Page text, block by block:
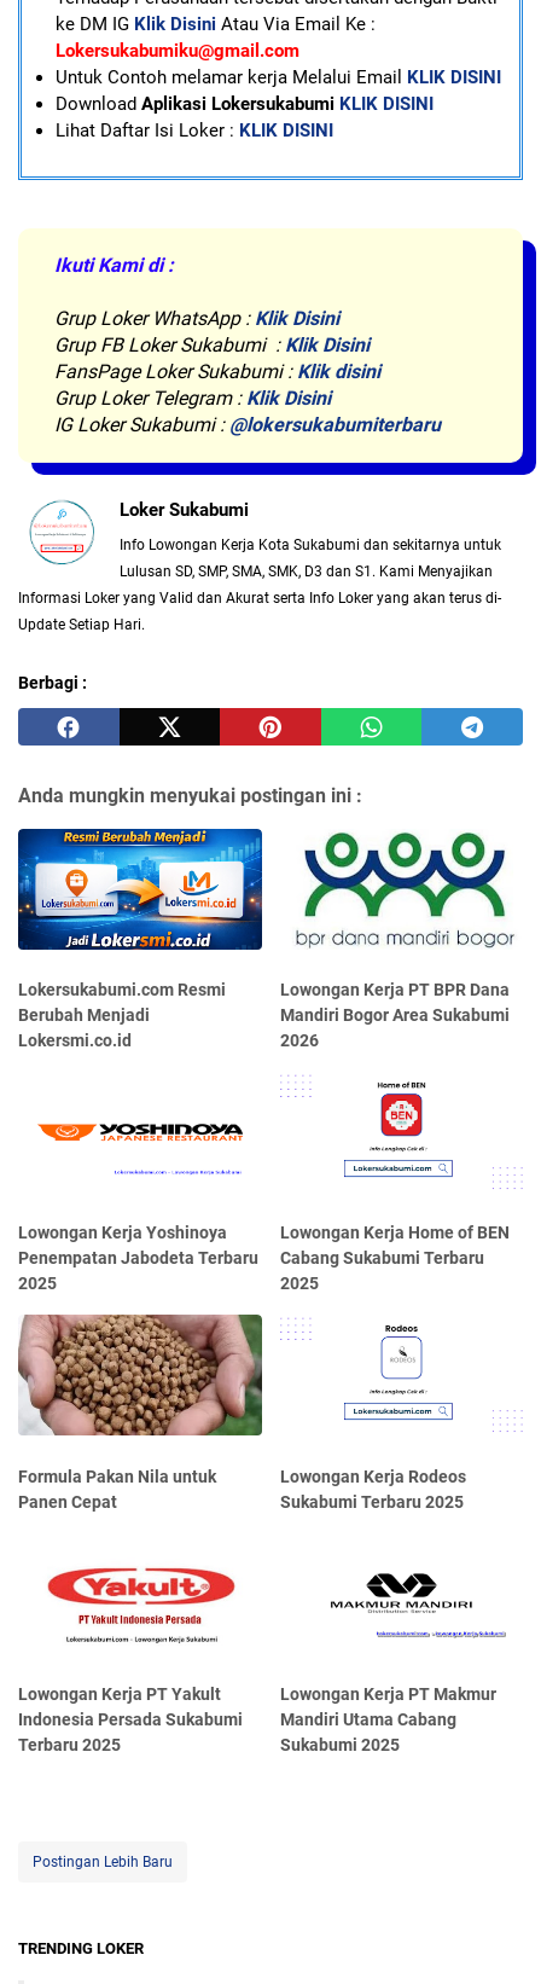
ke DM IG Klik Disini Atau Via Email Ke :
Lokersukabumiku@gmail.com
Untuk Contoh melamar kerja Melalui Email KLIK DISINI
Download Aplikasi Lokersukabumi KLIK DISINI
Lihat Daftar Isi Loker : KLIK DISINI
Ikuti Kami di :
Grup Loker WhatsApp : Klik Disini
Grup FB Loker Sukabumi : Klik Disini
FansPage Loker Sukabumi : Klik disini
Grup Loker Telegram : Klik Disini
IG Loker Sukabumi : @lokersukabumiterbaru
Loker Sukabumi
Info Lowongan Kerja Kota Sukabumi dan sekitarnya untuk
Lulusan SD, SMP, SMA, SMK, D3 dan S1. Kami Menyajikan
Informasi Loker yang Valid dan Akurat serta Info Loker yang akan terus di-
Update Setiap Hari.
Berbagi :
Anda mungkin menyukai postingan ini :
Lokersukabumi.com Resmi
Berubah Menjadi
Lokersmi.co.id
Lowongan Kerja PT BPR Dana
Mandiri Bogor Area Sukabumi
2026
Lowongan Kerja Yoshinoya
Penempatan Jabodeta Terbaru
2025
Lowongan Kerja Home of BEN
Cabang Sukabumi Terbaru
2025
Formula Pakan Nila untuk
Panen Cepat
Lowongan Kerja Rodeos
Sukabumi Terbaru 2025
Lowongan Kerja PT Yakult
Indonesia Persada Sukabumi
Terbaru 2025
Lowongan Kerja PT Makmur
Mandiri Utama Cabang
Sukabumi 2025
Postingan Lebih Baru
TRENDING LOKER